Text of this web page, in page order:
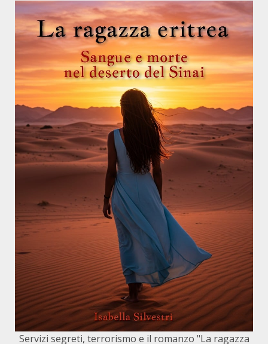
Servizi segreti, terrorismo e il romanzo "La ragazza